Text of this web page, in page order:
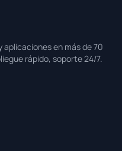
aplicaciones en más de 70
rápido, soporte 24/7.